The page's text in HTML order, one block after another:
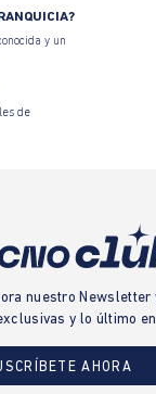
y un
de
nuestro Newsletter
y lo último
AHORA